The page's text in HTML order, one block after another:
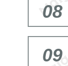
08
09